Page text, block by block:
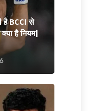
है BCCI से
है नियम|